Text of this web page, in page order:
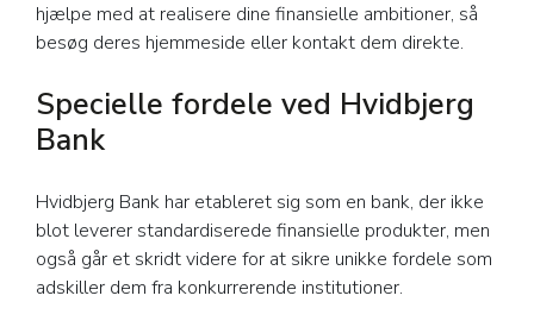
hjælpe med at realisere dine finansielle ambitioner, så
besøg deres hjemmeside eller kontakt dem direkte.
Specielle fordele ved Hvidbjerg
Bank
Hvidbjerg Bank har etableret sig som en bank, der ikke
blot leverer standardiserede finansielle produkter, men
også går et skridt videre for at sikre unikke fordele som
adskiller dem fra konkurrerende institutioner.